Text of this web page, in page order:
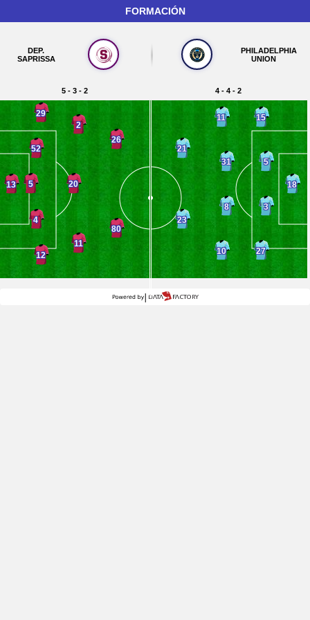
FORMACIÓN
DEP.
SAPRISSA
PHILADELPHIA
UNION
5 - 3 - 2
13
29
52
5
4
12
2
20
11
26
80
4 - 4 - 2
18
15
5
3
27
11
31
8
10
21
23